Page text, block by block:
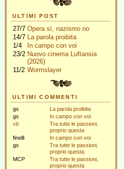
ULTIMI POST
27/7 Opera sì, nazismo no
14/7 La parola proibita
1/4
In campo con voi
23/2 Nuovo cinema Luftansia
(2026)
11/2 Wormslayer
ULTIMI COMMENTI
gs
La parola proibita
gs
In campo con voi
vb
Tra tutte le passioni,
proprio questa
finelli
In campo con voi
gs
Tra tutte le passioni,
proprio questa
MCP
Tra tutte le passioni,
proprio questa